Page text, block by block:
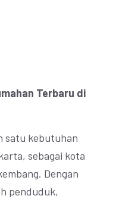
Terbaru di
satu kebutuhan
sebagai kota
Dengan
penduduk,